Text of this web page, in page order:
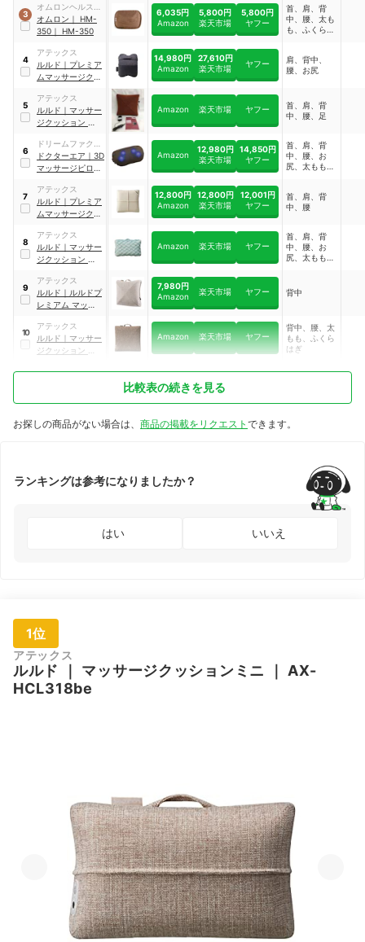
3
オムロンヘルスケ
ア
オムロン ｜ HM-
350 ｜ HM-350
6,035円
Amazon
5,800円
楽天市場
5,800円
ヤフー
首、肩、背
中、腰、太も
も、ふくらは
4
アテックス
ルルド ｜ プレミア
ムマッサージクッ
ンデ ｜ AX-
HCL348bk
14,980円
Amazon
27,610円
楽天市場
ヤフー
肩、背中、
腰、お尻
5
アテックス
ルルド ｜ マッサー
ジクッション コー
HL248
Amazon 楽天市場 ヤフー
首、肩、背
中、腰、足
6
ドリームファクト
リー
ドクターエア ｜ 3D
マッサージピロー
｜ MP-06 BR
Amazon
12,980円
楽天市場
14,850円
ヤフー
首、肩、背
中、腰、お
尻、太もも、
7
アテックス
ルルド ｜ プレミア
ムマッサージクッ
｜ AX-HC319
12,800円
Amazon
12,800円
楽天市場
12,001円
ヤフー
首、肩、背
中、腰
8
アテックス
ルルド ｜ マッサー
ジクッション ミニ
Amazon 楽天市場 ヤフー
首、肩、背
中、腰、お
尻、太もも、
9
アテックス
ルルド ｜ ルルドプ
レミアム マッサー
もみ ｜ AX-
HCL310
7,980円
Amazon
楽天市場 ヤフー 背中
10
アテックス
ルルド ｜ マッサー
ジクッション ダブ
HCL338br
Amazon 楽天市場 ヤフー
背中、腰、太
もも、ふくら
はぎ
比較表の続きを見る
お探しの商品がない場合は、 商品の掲載をリクエスト できます。
ランキングは参考になりましたか？
はい いいえ
1位
アテックス
ルルド ｜ マッサージクッションミニ ｜ AX-
HCL318be